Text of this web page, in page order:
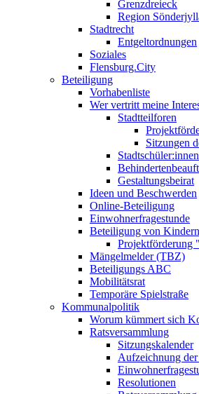
Grenzdreieck
Region
Stadtrecht
Entgeltordnungen
Soziales
Flensburg.City
Beteiligung
Vorhabenliste
Wer vertritt meine
Stadtteilforen
Sitzungen
Gestaltungsbeirat
Ideen und Beschwerden
Online-Beteiligung
Einwohnerfragestunde
Beteiligung von
Projektförderung
Mängelmelder (TBZ)
Beteiligungs ABC
Mobilitätsrat
Temporäre Spielstraße
Kommunalpolitik
Worum kümmert sich
Ratsversammlung
Sitzungskalender
Aufzeichnung
Resolutionen